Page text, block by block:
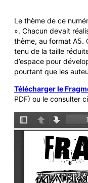
Le thème de ce
». Chacun devait
thème, au format A5.
tenu de la taille
d’espace pour
pourtant que les
Télécharger le
PDF) ou le consulter